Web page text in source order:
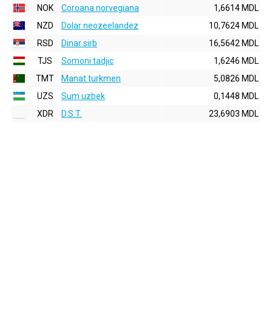
NOK
Coroana norvegiana
1,6614 MDL
NZD
Dolar neozeelandez
10,7624 MDL
RSD
Dinar sirb
16,5642 MDL
TJS
Somoni tadjic
1,6246 MDL
TMT
Manat turkmen
5,0826 MDL
UZS
Sum uzbek
0,1448 MDL
XDR
D.S.T. 23,6903 MDL